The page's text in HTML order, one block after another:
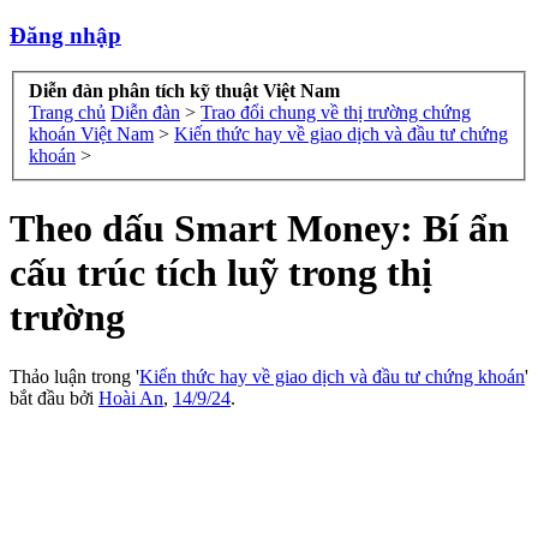
Đăng nhập
Diễn đàn phân tích kỹ thuật Việt Nam
Trang chủ Diễn đàn > Trao đổi chung về thị trường chứng
khoán Việt Nam > Kiến thức hay về giao dịch và đầu tư chứng
khoán >
Theo dấu Smart Money: Bí ẩn
cấu trúc tích luỹ trong thị
trường
Thảo luận trong 'Kiến thức hay về giao dịch và đầu tư chứng khoán'
bắt đầu bởi Hoài An, 14/9/24.